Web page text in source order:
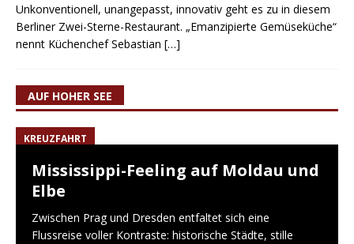
Unkonventionell, unangepasst, innovativ geht es zu in diesem
Berliner Zwei-Sterne-Restaurant. „Emanzipierte Gemüseküche“
nennt Küchenchef Sebastian […]
AUF HOHER SEE
KREUZFAHRT
Mississippi-Feeling auf Moldau und
Elbe
Zwischen Prag und Dresden entfaltet sich eine
Flussreise voller Kontraste: historische Städte, stille